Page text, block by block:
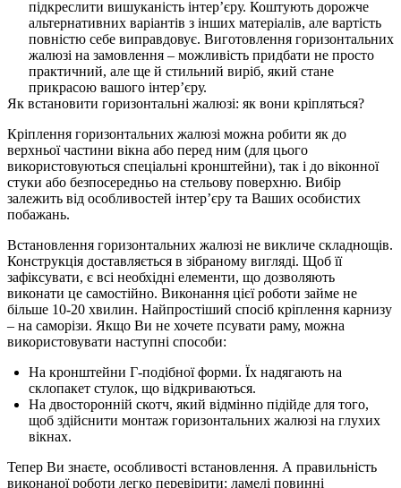
підкреслити вишуканість інтер’єру. Коштують дорожче
альтернативних варіантів з інших матеріалів, але вартість
повністю себе виправдовує. Виготовлення горизонтальних
жалюзі на замовлення – можливість придбати не просто
практичний, але ще й стильний виріб, який стане
прикрасою вашого інтер’єру.
Як встановити горизонтальні жалюзі: як вони кріпляться?
Кріплення горизонтальних жалюзі можна робити як до
верхньої частини вікна або перед ним (для цього
використовуються спеціальні кронштейни), так і до віконної
стуки або безпосередньо на стельову поверхню. Вибір
залежить від особливостей інтер’єру та Ваших особистих
побажань.
Встановлення горизонтальних жалюзі не викличе складнощів.
Конструкція доставляється в зібраному вигляді. Щоб її
зафіксувати, є всі необхідні елементи, що дозволяють
виконати це самостійно. Виконання цієї роботи займе не
більше 10-20 хвилин. Найпростіший спосіб кріплення карнизу
– на саморізи. Якщо Ви не хочете псувати раму, можна
використовувати наступні способи:
На кронштейни Г-подібної форми. Їх надягають на
склопакет стулок, що відкриваються.
На двосторонній скотч, який відмінно підійде для того,
щоб здійснити монтаж горизонтальних жалюзі на глухих
вікнах.
Тепер Ви знаєте, особливості встановлення. А правильність
виконаної роботи легко перевірити: ламелі повинні